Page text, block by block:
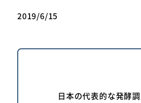
2019/6/15
日本の代表的な発酵